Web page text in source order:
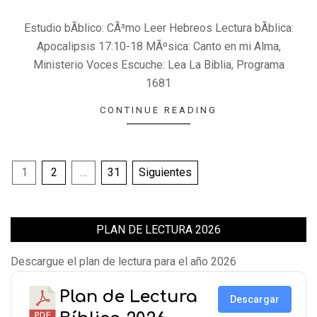
Estudio bÃ­blico: CÃ³mo Leer Hebreos Lectura bÃ­blica:
Apocalipsis 17:10-18 MÃºsica: Canto en mi Alma,
Ministerio Voces Escuche: Lea La Biblia, Programa
1681
CONTINUE READING
Paginación
entradas
1 2 … 31 Siguientes
PLAN DE LECTURA 2026
Descargue el plan de lectura para el año 2026
Plan de Lectura
Descargar